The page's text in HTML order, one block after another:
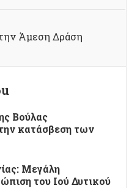
Άμεση Δράση
Βούλας
κατάσβεση των
Μεγάλη
του Ιού Δυτικού